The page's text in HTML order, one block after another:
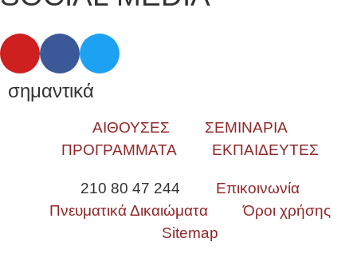
σημαντικά
ΑΙΘΟΥΣΕΣ
ΣΕΜΙΝΑΡΙΑ
ΠΡΟΓΡΑΜΜΑΤΑ
ΕΚΠΑΙΔΕΥΤΕΣ
210 80 47 244
Επικοινωνία
Πνευματικά Δικαιώματα
Όροι χρήσης
Sitemap